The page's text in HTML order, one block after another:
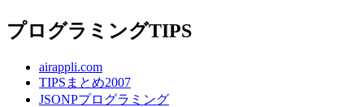
プログラミングTIPS
airappli.com
TIPSまとめ2007
JSONPプログラミング